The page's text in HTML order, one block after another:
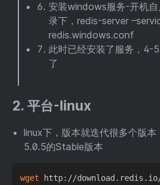
安装windows服务-开机
录下，redis-server
redis.windows.conf
此时已经安装了服务，4-
了
2. 平台-linux
linux下，版本就迭代很多个版
5.0.5的Stable版本
wget